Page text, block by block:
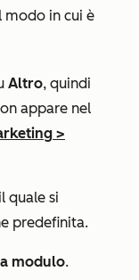
in cui è
Altro, quindi
appare nel
>
quale si
predefinita.
modulo.